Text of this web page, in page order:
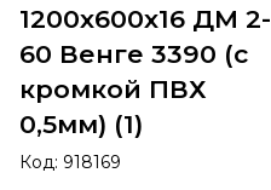
1200х600х16 ДМ 2-
60 Венге 3390 (с
кромкой ПВХ
0,5мм) (1)
Код: 918169